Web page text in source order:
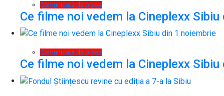
Comunicate de presa
Ce filme noi vedem la Cineplexx
Comunicate de presa
Ce filme noi vedem la Cineplexx